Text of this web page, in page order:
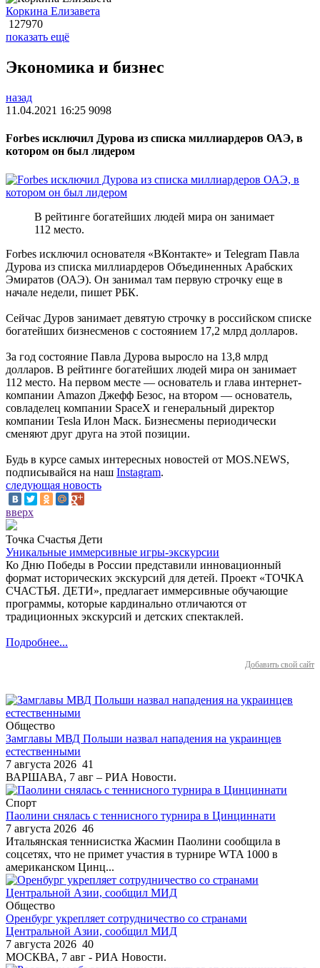
Коркина Елизавета
127970
показать ещё
Экономика и бизнес
назад
11.04.2021 16:25 9098
Forbes исключил Дурова из списка миллиардеров ОАЭ, в
котором он был лидером
В рейтинге богатейших людей мира он занимает
112 место.
Forbes исключил основателя «ВКонтакте» и Telegram Павла
Дурова из списка миллиардеров Объединенных Арабских
Эмиратов (ОАЭ). Он занимал там первую строчку еще в
начале недели, пишет РБК.
Сейчас Дуров занимает девятую строчку в российском списке
богатейших бизнесменов с состоянием 17,2 млрд долларов.
За год состояние Павла Дурова выросло на 13,8 млрд
долларов. В рейтинге богатейших людей мира он занимает
112 место. На первом месте — основатель и глава интернет-
компании Amazon Джефф Безос, на втором — основатель,
совладелец компании SpaceX и генеральный директор
компании Tesla Илон Маск. Бизнесмены периодически
сменяют друг друга на этой позиции.
Будь в курсе самых интересных новостей от MOS.NEWS,
подписывайся на наш Instagram.
следующая новость
вверх
Точка Счастья Дети
Уникальные иммерсивные игры-экскурсии
Ко Дню Победы в России представили инновационный
формат исторических экскурсий для детей. Проект «ТОЧКА
СЧАСТЬЯ. ДЕТИ», предлагает иммерсивные обучающие
программы, которые кардинально отличаются от
традиционных экскурсий и детских спектаклей.
Подробнее...
Добавить свой сайт
Общество
Замглавы МВД Польши назвал нападения на украинцев
естественными
7 августа 2026 41
ВАРШАВА, 7 авг – РИА Новости.
Спорт
Паолини снялась с теннисного турнира в Цинциннати
7 августа 2026 46
Итальянская теннисистка Жасмин Паолини сообщила в
соцсетях, что не примет участия в турнире WTA 1000 в
американском Цинц...
Общество
Оренбург укрепляет сотрудничество со странами
Центральной Азии, сообщил МИД
7 августа 2026 40
МОСКВА, 7 авг - РИА Новости.